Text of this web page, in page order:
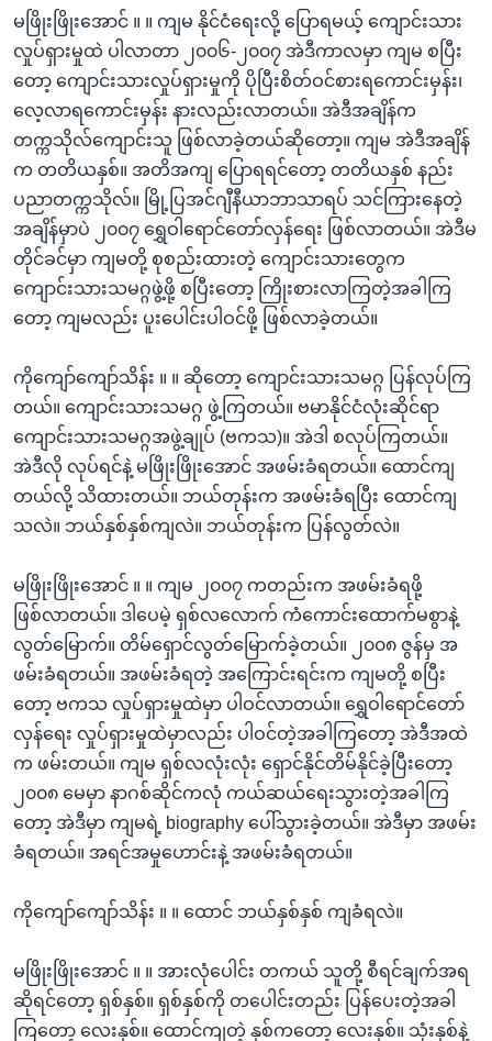
မဖြိုးဖြိုးအောင် ။ ။ ကျမ နိုင်ငံရေးလို့ ပြောရမယ့် ကျောင်းသား
လှုပ်ရှားမှုထဲ ပါလာတာ ၂၀၀၆-၂၀၀၇ အဲဒီကာလမှာ ကျမ စပြီး
တော့ ကျောင်းသားလှုပ်ရှားမှုကို ပိုပြီးစိတ်ဝင်စားရကောင်းမှန်း၊
လေ့လာရကောင်းမှန်း နားလည်းလာတယ်။ အဲဒီအချိန်က
တက္ကသိုလ်ကျောင်းသူ ဖြစ်လာခဲ့တယ်ဆိုတော့။ ကျမ အဲဒီအချိန်
က တတိယနှစ်။ အတိအကျ ပြောရရင်တော့ တတိယနှစ် နည်း
ပညာတက္ကသိုလ်။ မြို့ပြအင်ဂျီနီယာဘာသာရပ် သင်ကြားနေတဲ့
အချိန်မှာပဲ ၂၀၀၇ ရွှေဝါရောင်တော်လှန်ရေး ဖြစ်လာတယ်။ အဲဒီမ
တိုင်ခင်မှာ ကျမတို့ စုစည်းထားတဲ့ ကျောင်းသားတွေက
ကျောင်းသားသမဂ္ဂဖွဲ့ဖို့ စပြီးတော့ ကြိုးစားလာကြတဲ့အခါကြ
တော့ ကျမလည်း ပူးပေါင်းပါဝင်ဖို့ ဖြစ်လာခဲ့တယ်။
ကိုကျော်ကျော်သိန်း ။ ။ ဆိုတော့ ကျောင်းသားသမဂ္ဂ ပြန်လုပ်ကြ
တယ်။ ကျောင်းသားသမဂ္ဂ ဖွဲ့ကြတယ်။ ဗမာနိုင်ငံလုံးဆိုင်ရာ
ကျောင်းသားသမဂ္ဂအဖွဲ့ချုပ် (ဗကသ)။ အဲဒါ စလုပ်ကြတယ်။
အဲဒီလို လုပ်ရင်နဲ့ မဖြိုးဖြိုးအောင် အဖမ်းခံရတယ်။ ထောင်ကျ
တယ်လို့ သိထားတယ်။ ဘယ်တုန်းက အဖမ်းခံရပြီး ထောင်ကျ
သလဲ။ ဘယ်နှစ်နှစ်ကျလဲ။ ဘယ်တုန်းက ပြန်လွတ်လဲ။
မဖြိုးဖြိုးအောင် ။ ။ ကျမ ၂၀၀၇ ကတည်းက အဖမ်းခံရဖို့
ဖြစ်လာတယ်။ ဒါပေမဲ့ ရှစ်လလောက် ကံကောင်းထောက်မစွာနဲ့
လွတ်မြောက်။ တိမ်ရှောင်လွတ်မြောက်ခဲ့တယ်။ ၂၀၀၈ ဇွန်မှ အ
ဖမ်းခံရတယ်။ အဖမ်းခံရတဲ့ အကြောင်းရင်းက ကျမတို့ စပြီး
တော့ ဗကသ လှုပ်ရှားမှုထဲမှာ ပါဝင်လာတယ်။ ရွှေဝါရောင်တော်
လှန်ရေး လှုပ်ရှားမှုထဲမှာလည်း ပါဝင်တဲ့အခါကြတော့ အဲဒီအထဲ
က ဖမ်းတယ်။ ကျမ ရှစ်လလုံးလုံး ရှောင်နိုင်တိမ်နိုင်ခဲ့ပြီးတော့
၂၀၀၈ မေမှာ နာဂစ်ဆိုင်ကလုံ ကယ်ဆယ်ရေးသွားတဲ့အခါကြ
တော့ အဲဒီမှာ ကျမရဲ့ biography ပေါ်သွားခဲ့တယ်။ အဲဒီမှာ အဖမ်း
ခံရတယ်။ အရင်အမှုဟောင်းနဲ့ အဖမ်းခံရတယ်။
ကိုကျော်ကျော်သိန်း ။ ။ ထောင် ဘယ်နှစ်နှစ် ကျခံရလဲ။
မဖြိုးဖြိုးအောင် ။ ။ အားလုံပေါင်း တကယ် သူတို့ စီရင်ချက်အရ
ဆိုရင်တော့ ရှစ်နှစ်။ ရှစ်နှစ်ကို တပေါင်းတည်း ပြန်ပေးတဲ့အခါ
ကြတော့ လေးနှစ်။ ထောင်ကျတဲ့ နှစ်ကတော့ လေးနှစ်။ သုံးနှစ်နဲ့